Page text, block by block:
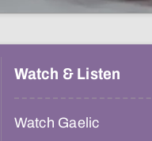
Watch & Listen
Watch Gaelic